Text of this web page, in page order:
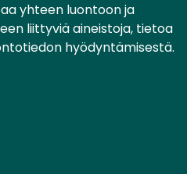
yhteen luontoon ja
liittyviä aineistoja, tietoa
hyödyntämisestä.